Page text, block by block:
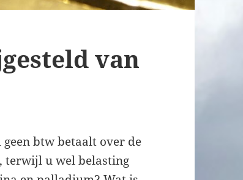
van
btw betaalt over de
terwijl u wel belasting